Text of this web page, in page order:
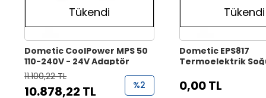
Tükendi
Dometic CoolPower MPS 50
110-240V - 24V Adaptör
11.100,22 TL
10.878,22 TL %2
Tükendi
Dometic EPS817
Termoelektrik
0,00 TL